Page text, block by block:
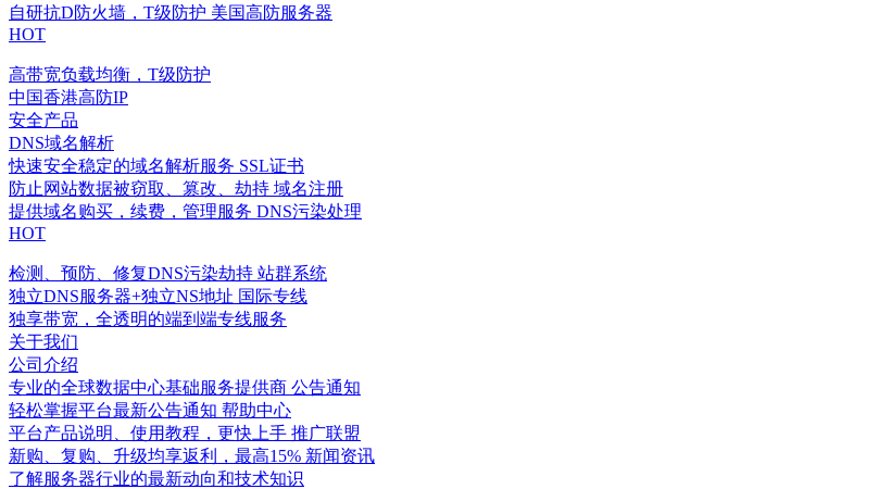
自研抗D防火墙，T级防护 美国高防服务器
HOT
高带宽负载均衡，T级防护
中国香港高防IP
安全产品
DNS域名解析
快速安全稳定的域名解析服务 SSL证书
防止网站数据被窃取、篡改、劫持 域名注册
提供域名购买，续费，管理服务 DNS污染处理
HOT
检测、预防、修复DNS污染劫持 站群系统
独立DNS服务器+独立NS地址 国际专线
独享带宽，全透明的端到端专线服务
关于我们
公司介绍
专业的全球数据中心基础服务提供商 公告通知
轻松掌握平台最新公告通知 帮助中心
平台产品说明、使用教程，更快上手 推广联盟
新购、复购、升级均享返利，最高15% 新闻资讯
了解服务器行业的最新动向和技术知识